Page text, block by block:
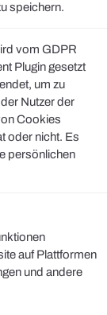
speichern.
vom GDPR
Plugin gesetzt
um zu
Nutzer der
Cookies
oder nicht. Es
persönlichen
auf Plattformen
und andere